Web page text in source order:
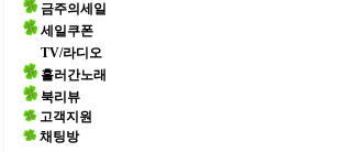
금주의세일
세일쿠폰
TV/라디오
흘러간노래
북리뷰
고객지원
채팅방